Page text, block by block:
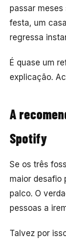
passar meses
festa, um
regressa
É quase um
explicação.
A
Spotify
Se os três
maior desafio
palco. O
pessoas a
Talvez por